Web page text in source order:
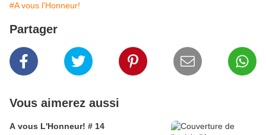
#A vous l'Honneur!
Partager
Vous aimerez aussi
A vous L'Honneur! # 14